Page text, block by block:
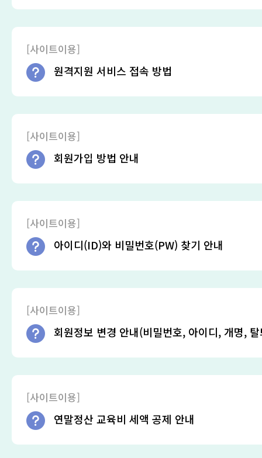
[사이트이용]
원격지원 서비스 접속 방법
[사이트이용]
회원가입 방법 안내
[사이트이용]
아이디(ID)와 비밀번호(PW) 찾기 안내
[사이트이용]
회원정보 변경 안내(비밀번호, 아이디, 개명,
[사이트이용]
연말정산 교육비 세액 공제 안내